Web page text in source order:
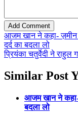
आजम खान ने कहा- ज़मीन
दर्द का बदला लो
प्रियंका चतुर्वेदी ने राहुल
Similar Post
आजम खान ने कहा-
बदला लो